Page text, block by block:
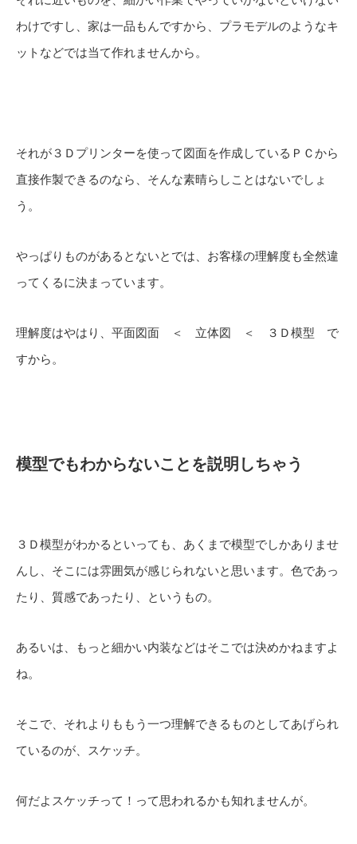
わけですし、家は一品もんですから、プラモデルのようなキ
ットなどでは当て作れませんから。
それが３Ｄプリンターを使って図面を作成しているＰＣから
直接作製できるのなら、そんな素晴らしことはないでしょ
う。
やっぱりものがあるとないとでは、お客様の理解度も全然違
ってくるに決まっています。
理解度はやはり、平面図面 ＜ 立体図 ＜ ３Ｄ模型 で
すから。
模型でもわからないことを説明しちゃう
３Ｄ模型がわかるといっても、あくまで模型でしかありませ
んし、そこには雰囲気が感じられないと思います。色であっ
たり、質感であったり、というもの。
あるいは、もっと細かい内装などはそこでは決めかねますよ
ね。
そこで、それよりももう一つ理解できるものとしてあげられ
ているのが、スケッチ。
何だよスケッチって！って思われるかも知れませんが。